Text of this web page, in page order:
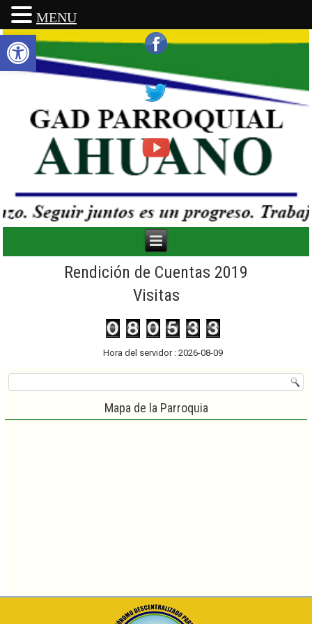
Abrir barra de herramientas
Rendición de Cuentas 2019
Visitas
Hora del servidor : 2026-08-09
Mapa de la Parroquia
MENU